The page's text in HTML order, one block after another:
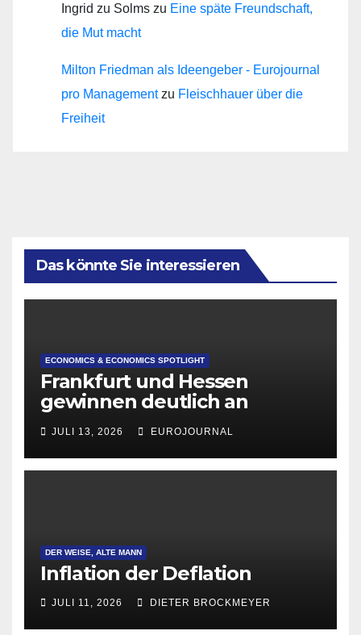
Ingrid zu Solms zu Eine späte Freundschaft,
die Mut macht
Milton Friedman als Ideengeber - Eurojournal
pro Managementzu Fleischhauer über die
Freiheit
Das könnte Sie interessieren
ECONOMICS & ECONOMICS SPOTLIGHT
Frankfurt und Hessen
gewinnen deutlich an
Attraktivität für Startup-
Gründungen
JULI 13, 2026 EUROJOURNAL
DER WEISE, ALTE MANN
Inflation der Deflation
JULI 11, 2026 DIETER BROCKMEYER